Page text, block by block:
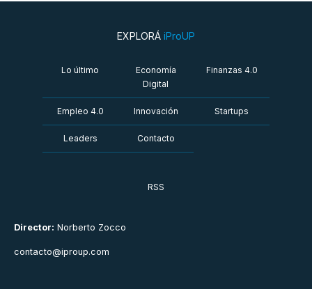
Director: Norberto Zocco
contacto@iproup.com
EXPLORÁ iProUP
Lo último
Economía
Digital
Finanzas 4.0
Empleo 4.0 Innovación Startups
Leaders Contacto
RSS